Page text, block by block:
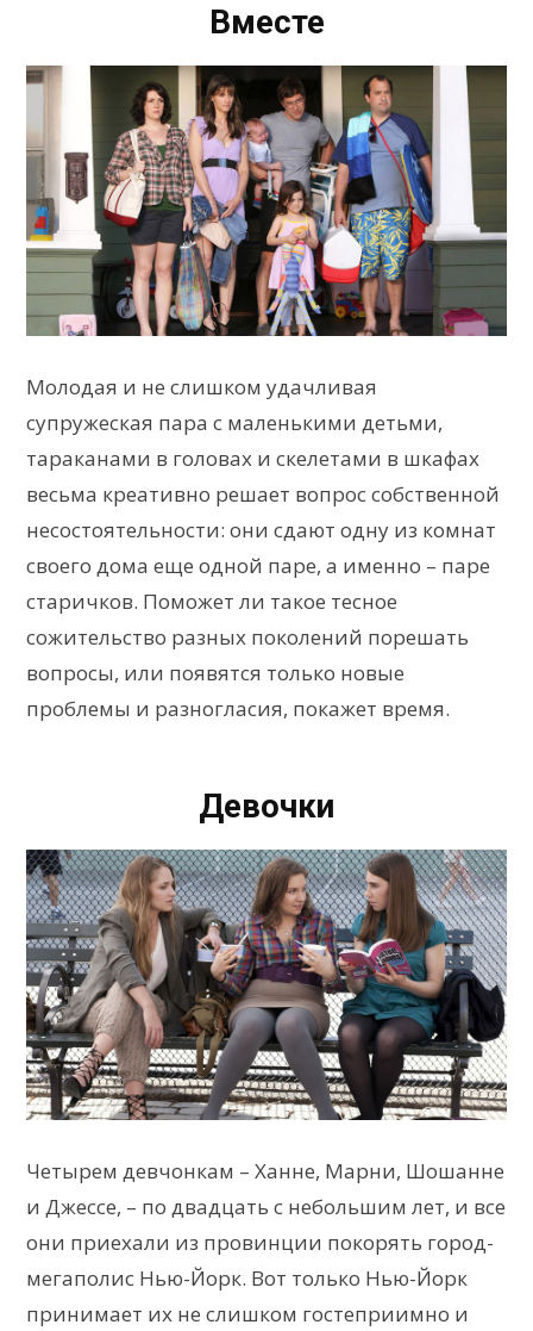
Вместе
Молодая и не слишком удачливая
супружеская пара с маленькими детьми,
тараканами в головах и скелетами в шкафах
весьма креативно решает вопрос собственной
несостоятельности: они сдают одну из комнат
своего дома еще одной паре, а именно – паре
старичков. Поможет ли такое тесное
сожительство разных поколений порешать
вопросы, или появятся только новые
проблемы и разногласия, покажет время.
Девочки
Четырем девчонкам – Ханне, Марни, Шошанне
и Джессе, – по двадцать с небольшим лет, и все
они приехали из провинции покорять город-
мегаполис Нью-Йорк. Вот только Нью-Йорк
принимает их не слишком гостеприимно и